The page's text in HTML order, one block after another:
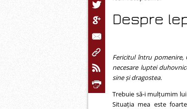
Despre
Fericitul întru pomenire,
necesare luptei
sine și dragostea.
Trebuie să-i mulțumim
Situația mea este